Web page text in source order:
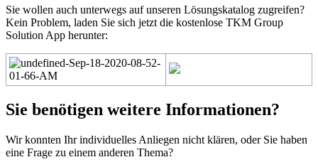
Sie wollen auch unterwegs auf unseren Lösungskatalog zugreifen?
Kein Problem, laden Sie sich jetzt die kostenlose TKM Group
Solution App herunter:
Sie benötigen weitere Informationen?
Wir konnten Ihr individuelles Anliegen nicht klären, oder Sie haben
eine Frage zu einem anderen Thema?